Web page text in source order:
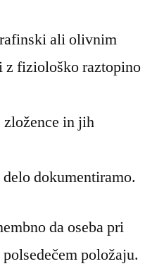
ali olivnim
z fiziološko raztopino
in jih
dokumentiramo.
da oseba pri
položaju.